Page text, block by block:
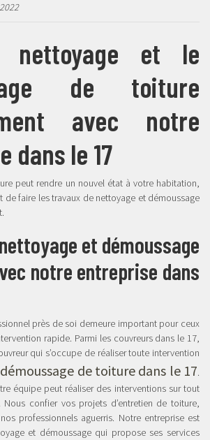
nettoyage et le
de toiture
avec notre
dans le 17
peut rendre un nouvel état à votre habitation,
de faire les travaux de nettoyage et démoussage
et démoussage
notre entreprise dans
près de soi demeure important pour ceux
rapide. Parmi les couvreurs dans le 17,
qui s’occupe de réaliser toute intervention
de toiture dans le 17.
équipe peut réaliser des interventions sur tout
confier vos projets d’entretien de toiture,
professionnels aguerris. Notre entreprise est
et démoussage qui propose ses services